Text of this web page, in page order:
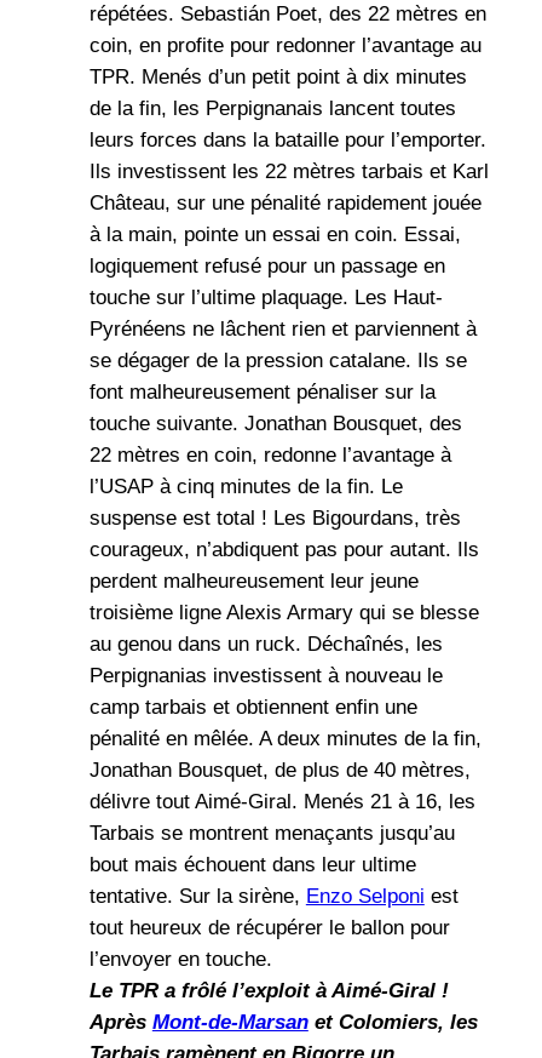
répétées. Sebastián Poet, des 22 mètres en
coin, en profite pour redonner l’avantage au
TPR. Menés d’un petit point à dix minutes
de la fin, les Perpignanais lancent toutes
leurs forces dans la bataille pour l’emporter.
Ils investissent les 22 mètres tarbais et Karl
Château, sur une pénalité rapidement jouée
à la main, pointe un essai en coin. Essai,
logiquement refusé pour un passage en
touche sur l’ultime plaquage. Les Haut-
Pyrénéens ne lâchent rien et parviennent à
se dégager de la pression catalane. Ils se
font malheureusement pénaliser sur la
touche suivante. Jonathan Bousquet, des
22 mètres en coin, redonne l’avantage à
l’USAP à cinq minutes de la fin. Le
suspense est total ! Les Bigourdans, très
courageux, n’abdiquent pas pour autant. Ils
perdent malheureusement leur jeune
troisième ligne Alexis Armary qui se blesse
au genou dans un ruck. Déchaînés, les
Perpignanias investissent à nouveau le
camp tarbais et obtiennent enfin une
pénalité en mêlée. A deux minutes de la fin,
Jonathan Bousquet, de plus de 40 mètres,
délivre tout Aimé-Giral. Menés 21 à 16, les
Tarbais se montrent menaçants jusqu’au
bout mais échouent dans leur ultime
tentative. Sur la sirène, Enzo Selponi est
tout heureux de récupérer le ballon pour
l’envoyer en touche.
Le TPR a frôlé l’exploit à Aimé-Giral !
Après Mont-de-Marsanet Colomiers, les
Tarbais ramènent en Bigorre un